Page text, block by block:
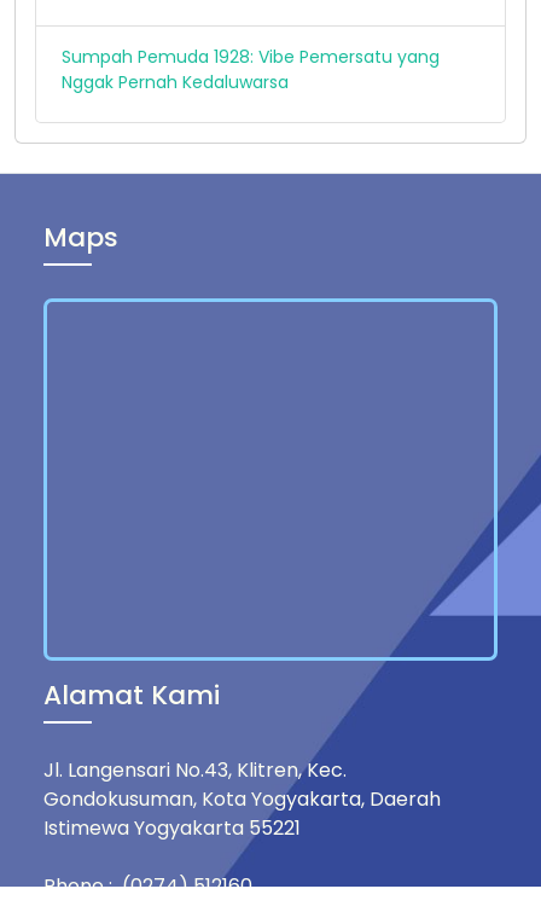
Sumpah Pemuda 1928: Vibe Pemersatu yang
Nggak Pernah Kedaluwarsa
Maps
Alamat Kami
Jl. Langensari No.43, Klitren, Kec.
Gondokusuman, Kota Yogyakarta, Daerah
Istimewa Yogyakarta 55221
Phone : (0274) 512160